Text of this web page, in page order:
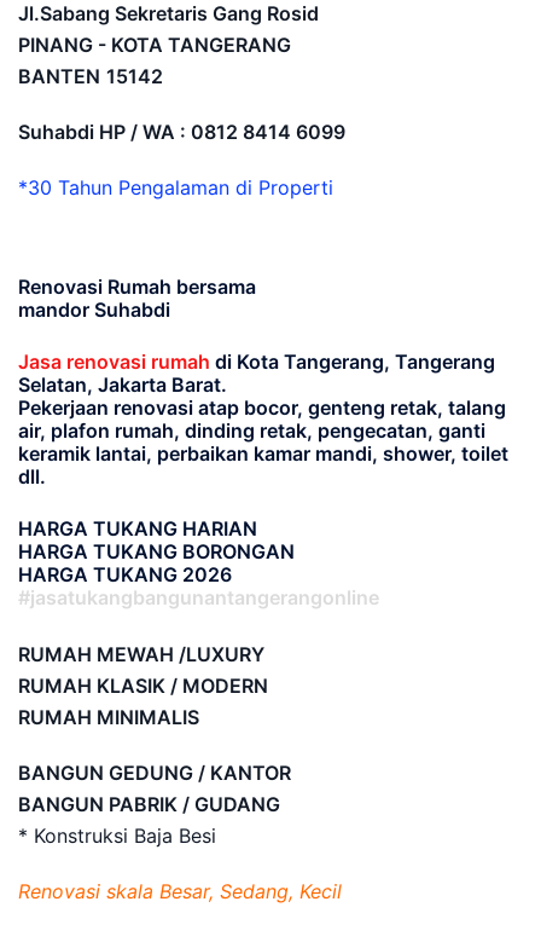
Jl.Sabang Sekretaris Gang Rosid
PINANG - KOTA TANGERANG
BANTEN 15142
Suhabdi HP / WA : 0812 8414 6099
*30 Tahun Pengalaman di Properti
Renovasi Rumah bersama
mandor Suhabdi
Jasa renovasi rumah di Kota Tangerang, Tangerang
Selatan, Jakarta Barat.
Pekerjaan renovasi atap bocor, genteng retak, talang
air, plafon rumah, dinding retak, pengecatan, ganti
keramik lantai, perbaikan kamar mandi, shower, toilet
dll.
HARGA TUKANG HARIAN
HARGA TUKANG BORONGAN
HARGA TUKANG 2026
#jasatukangbangunantangerangonline
RUMAH MEWAH /LUXURY
RUMAH KLASIK / MODERN
RUMAH MINIMALIS
BANGUN GEDUNG / KANTOR
BANGUN PABRIK / GUDANG
* Konstruksi Baja Besi
Renovasi skala Besar, Sedang, Kecil